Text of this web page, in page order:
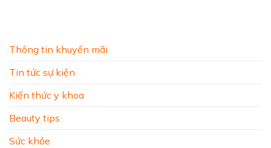
Thông tin khuyến mãi
Tin tức sự kiện
Kiến thức y khoa
Beauty tips
Sức khỏe